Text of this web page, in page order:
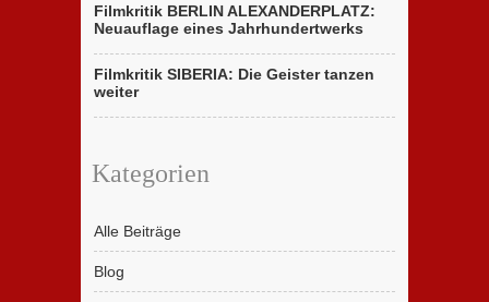
Filmkritik BERLIN ALEXANDERPLATZ:
Neuauflage eines Jahrhundertwerks
Filmkritik SIBERIA: Die Geister tanzen
weiter
Kategorien
Alle Beiträge
Blog